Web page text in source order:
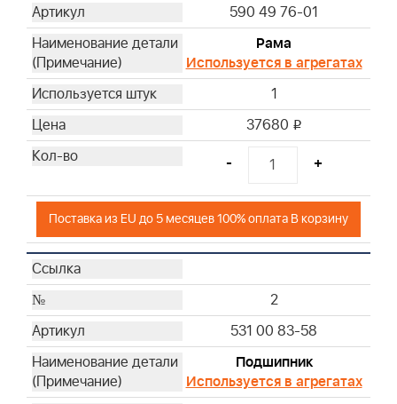
590 49 76-01
Рама
Используется в агрегатах
1
37680 i
- +
Поставка из EU до 5 месяцев 100% оплата В корзину
2
531 00 83-58
Подшипник
Используется в агрегатах